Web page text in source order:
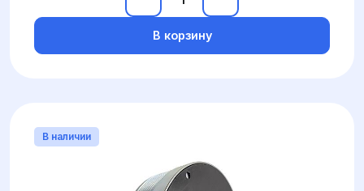
В корзину
В наличии